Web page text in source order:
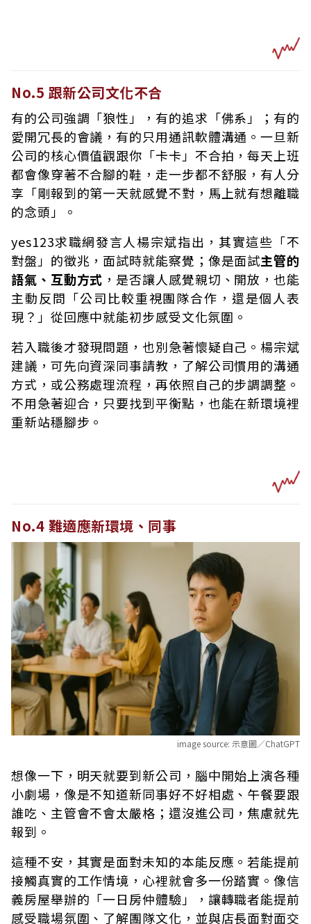
No.5 跟新公司文化不合
有的公司強調「狼性」，有的追求「佛系」；有的
愛開冗長的會議，有的只用通訊軟體溝通。一旦新
公司的核心價值觀跟你「卡卡」不合拍，每天上班
都會像穿著不合腳的鞋，走一步都不舒服，有人分
享「剛報到的第一天就感覺不對，馬上就有想離職
的念頭」。
yes123求職網發言人楊宗斌指出，其實這些「不
對盤」的徵兆，面試時就能察覺；像是面試主管的
語氣、互動方式 ，是否讓人感覺親切、開放，也能
主動反問「公司比較重視團隊合作，還是個人表
現？」從回應中就能初步感受文化氛圍。
若入職後才發現問題，也別急著懷疑自己。楊宗斌
建議，可先向資深同事請教，了解公司慣用的溝通
方式，或公務處理流程，再依照自己的步調調整。
不用急著迎合，只要找到平衡點，也能在新環境裡
重新站穩腳步。
No.4 難適應新環境、同事
image source: 示意圖／ChatGPT
想像一下，明天就要到新公司，腦中開始上演各種
小劇場，像是不知道新同事好不好相處、午餐要跟
誰吃、主管會不會太嚴格；還沒進公司，焦慮就先
報到。
這種不安，其實是面對未知的本能反應。若能提前
接觸真實的工作情境，心裡就會多一份踏實。像信
義房屋舉辦的「一日房仲體驗」，讓轉職者能提前
感受職場氛圍、了解團隊文化，並與店長面對面交